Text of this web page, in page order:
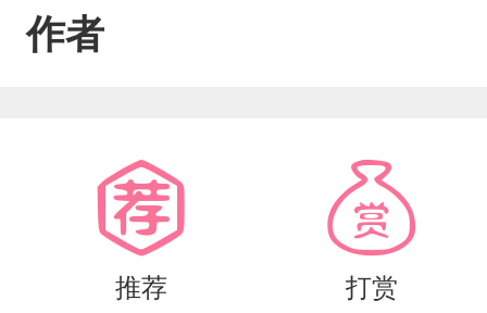
作者
推荐 打赏